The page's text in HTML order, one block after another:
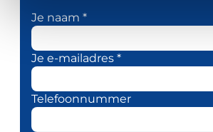
Je naam *
Je e-mailadres *
Telefoonnummer